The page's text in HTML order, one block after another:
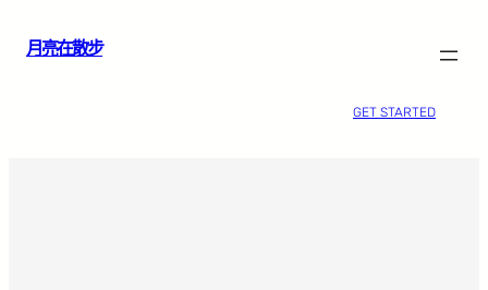
月亮在散步
GET STARTED